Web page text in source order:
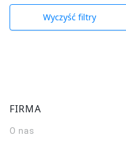
Wyczyść filtry
FIRMA
O nas